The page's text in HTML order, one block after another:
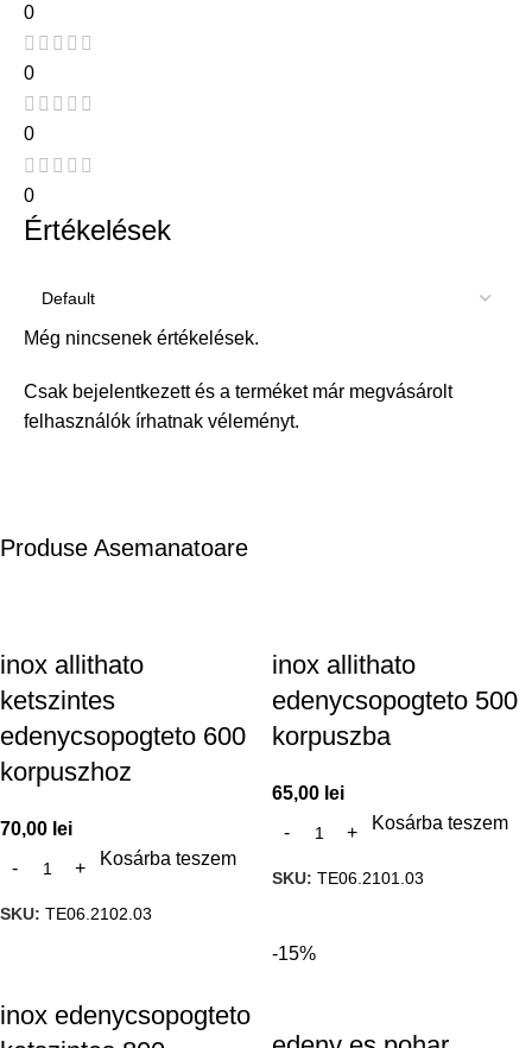
0
0
0
0
Értékelések
Még nincsenek értékelések.
Csak bejelentkezett és a terméket már megvásárolt
felhasználók írhatnak véleményt.
Produse Asemanatoare
inox allithato
ketszintes
edenycsopogteto 600
korpuszhoz
70,00 lei
Kosárba teszem
SKU: TE06.2102.03
inox allithato
edenycsopogteto 500
korpuszba
65,00 lei
Kosárba teszem
SKU: TE06.2101.03
inox edenycsopogteto
-15%